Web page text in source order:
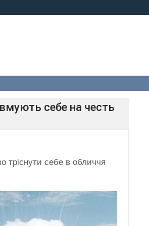
себе на честь
тріснути себе в обличчя